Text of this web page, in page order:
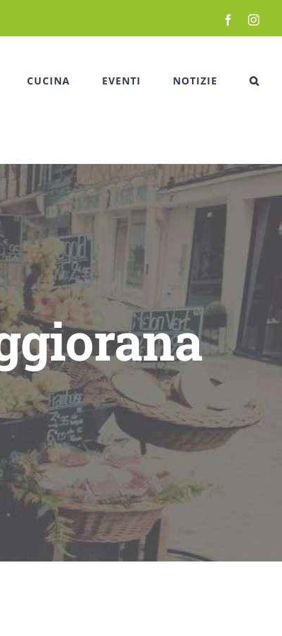
Facebook
CUCINA EVENTI NOTIZIE